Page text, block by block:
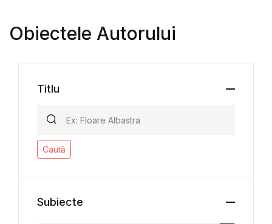
Obiectele Autorului
Titlu
Caută
Subiecte